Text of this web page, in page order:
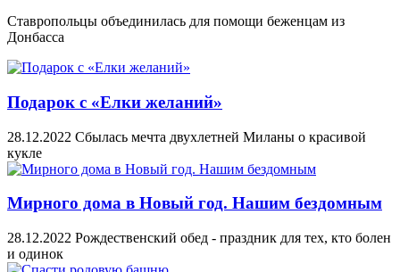
Ставропольцы объединилась для помощи беженцам из
Донбасса
Подарок с «Елки желаний»
28.12.2022 Сбылась мечта двухлетней Миланы о красивой
кукле
Мирного дома в Новый год. Нашим бездомным
28.12.2022 Рождественский обед - праздник для тех, кто болен
и одинок